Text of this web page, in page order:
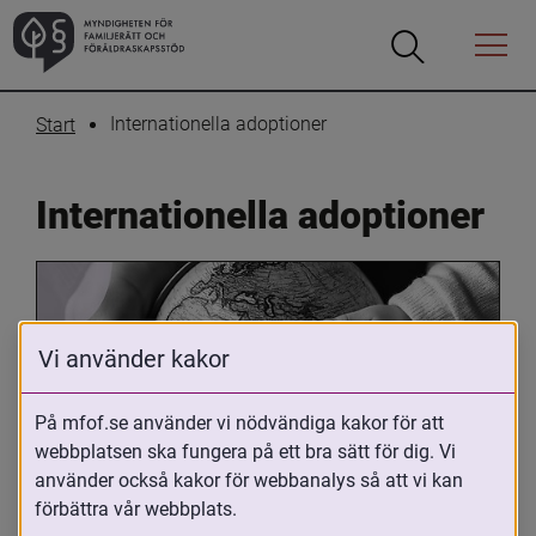
Öppna
Öppna
Menyn
Start Internationella adoptioner
Internationella adoptioner
Oavsett om du är adopterad,
adoptivförälder eller arbetar med
Vi använder kakor
På mfof.se använder vi nödvändiga kakor för att
webbplatsen ska fungera på ett bra sätt för dig. Vi
använder också kakor för webbanalys så att vi kan
förbättra vår webbplats.